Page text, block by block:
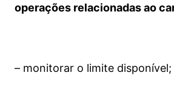
operações relacionadas ao
– monitorar o limite disponível;